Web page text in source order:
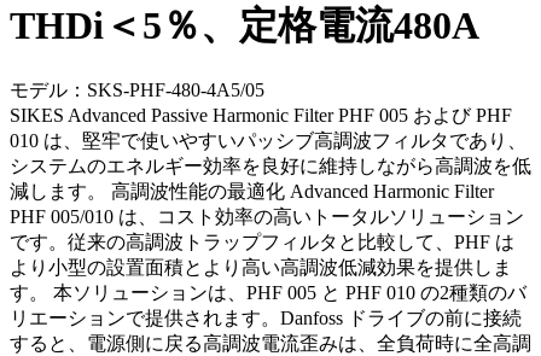
THDi＜5％、定格電流480A
モデル：SKS-PHF-480-4A5/05
SIKES Advanced Passive Harmonic Filter PHF 005 および PHF
010 は、堅牢で使いやすいパッシブ高調波フィルタであり、
システムのエネルギー効率を良好に維持しながら高調波を低
減します。 高調波性能の最適化 Advanced Harmonic Filter
PHF 005/010 は、コスト効率の高いトータルソリューション
です。従来の高調波トラップフィルタと比較して、PHF は
より小型の設置面積とより高い高調波低減効果を提供しま
す。 本ソリューションは、PHF 005 と PHF 010 の2種類のバ
リエーションで提供されます。Danfoss ドライブの前に接続
すると、電源側に戻る高調波電流歪みは、全負荷時に全高調